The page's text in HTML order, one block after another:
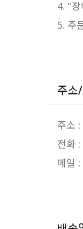
4. "
5. 주
주소
주소
전화
메일